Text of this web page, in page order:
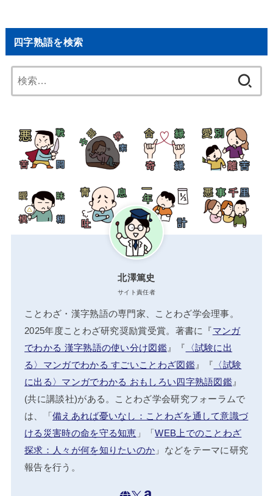
四字熟語を検索
索:
北澤篤史
サイト責任者
ことわざ・漢字熟語の専門家、ことわざ学会理事。
2025年度ことわざ研究奨励賞受賞。著書に『マンガ
でわかる 漢字熟語の使い分け図鑑』『 〈試験に出
る〉マンガでわかる すごいことわざ図鑑』『 〈試験
に出る〉マンガでわかる おもしろい四字熟語図鑑 』
(共に講談社)がある。ことわざ学会研究フォーラムで
は、「備えあれば憂いなし：ことわざを通して意識づ
ける災害時の命を守る知恵 」「WEB上でのことわざ
探求：人々が何を知りたいのか 」などをテーマに研究
報告を行う。